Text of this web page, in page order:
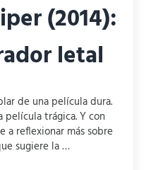
(2014):
letal
de una película dura.
película trágica. Y con
a reflexionar más sobre
sugiere la …